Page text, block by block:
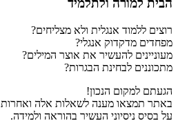
הבית למורה ולתלמיד
רוצים ללמוד אנגלית ולא מצליחים?
מפחדים מדקדוק אנגלי?
מעוניינים להעשיר את אוצר המילים?
מתכוננים לבחינת הבגרות?
הגעתם למקום הנכון!
באתר תמצאו מענה לשאלות אלה ואחרות
על בסיס ניסיוני העשיר בהוראה ולמידה.